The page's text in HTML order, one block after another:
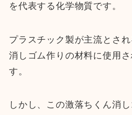
を代表する化学物質です。
プラスチック製が主流とされ
消しゴム作りの材料に使用
す。
しかし、この激落ちくん消